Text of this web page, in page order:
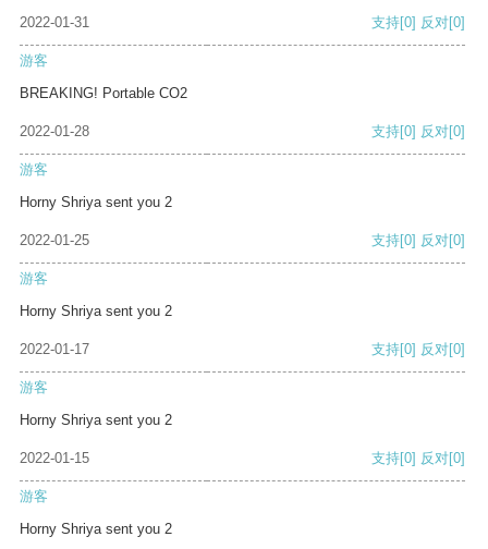
2022-01-31 支持[0] 反对[0]
游客
BREAKING! Portable CO2
2022-01-28 支持[0] 反对[0]
游客
Horny Shriya sent you 2
2022-01-25 支持[0] 反对[0]
游客
Horny Shriya sent you 2
2022-01-17 支持[0] 反对[0]
游客
Horny Shriya sent you 2
2022-01-15 支持[0] 反对[0]
游客
Horny Shriya sent you 2